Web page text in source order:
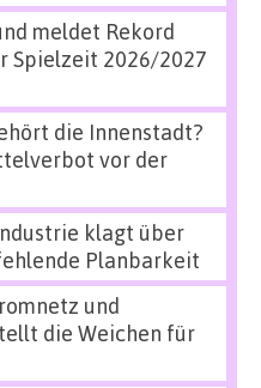
meldet Rekord
Spielzeit 2026/2027
die Innenstadt?
vor der
klagt über
Planbarkeit
und
die Weichen für